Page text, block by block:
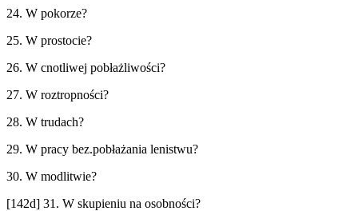
24. W pokorze?
25. W prostocie?
26. W cnotliwej pobłażliwości?
27. W roztropności?
28. W trudach?
29. W pracy bez.pobłażania lenistwu?
30. W modlitwie?
[142d] 31. W skupieniu na osobności?